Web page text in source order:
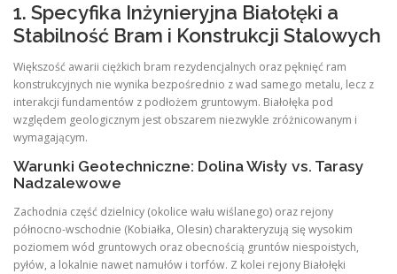
1. Specyfika Inżynieryjna Białołęki a
Stabilność Bram i Konstrukcji Stalowych
Większość awarii ciężkich bram rezydencjalnych oraz pęknięć ram
konstrukcyjnych nie wynika bezpośrednio z wad samego metalu, lecz z
interakcji fundamentów z podłożem gruntowym. Białołęka pod
względem geologicznym jest obszarem niezwykle zróżnicowanym i
wymagającym.
Warunki Geotechniczne: Dolina Wisły vs. Tarasy
Nadzalewowe
Zachodnia część dzielnicy (okolice wału wiślanego) oraz rejony
północno-wschodnie (Kobiałka, Olesin) charakteryzują się wysokim
poziomem wód gruntowych oraz obecnością gruntów niespoistych,
pyłów, a lokalnie nawet namułów i torfów. Z kolei rejony Białołęki